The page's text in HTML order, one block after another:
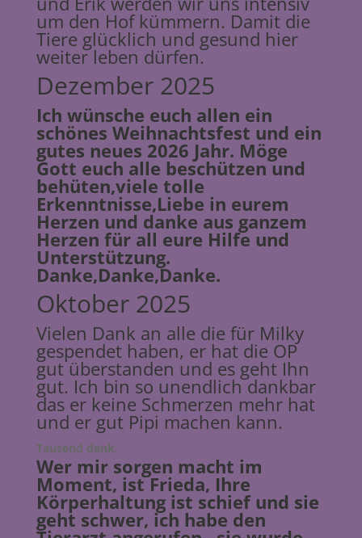
um den Hof kümmern. Damit die
Tiere glücklich und gesund hier
weiter leben dürfen.
Dezember 2025
Ich wünsche euch allen ein
schönes Weihnachtsfest und ein
gutes neues 2026 Jahr. Möge
Gott euch alle beschützen und
behüten,viele tolle
Erkenntnisse,Liebe in eurem
Herzen und danke aus ganzem
Herzen für all eure Hilfe und
Unterstützung.
Danke,Danke,Danke.
Oktober 2025
Vielen Dank an alle die für Milky
gespendet haben, er hat die OP
gut überstanden und es geht Ihn
gut. Ich bin so unendlich dankbar
das er keine Schmerzen mehr hat
und er gut Pipi machen kann.
Tausend dank.
Wer mir sorgen macht im
Moment, ist Frieda, Ihre
Körperhaltung ist schief und sie
geht schwer, ich habe den